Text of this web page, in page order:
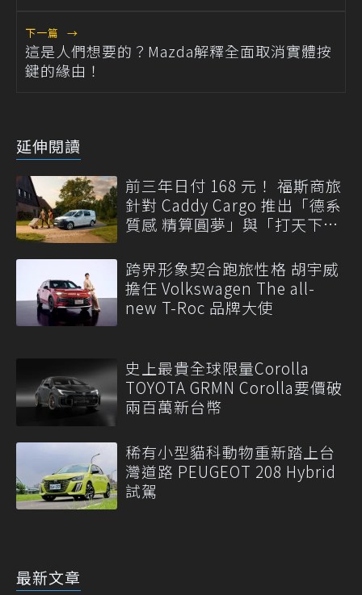
下一篇 →
這是人們想要的？Mazda解釋全面取消實體按
鍵的緣由！
延伸閱讀
前三年日付 168 元！ 福斯商旅
針對 Caddy Cargo 推出「德系
質感 精算圓夢」與「打天下」
跨界形象契合跑旅性格 胡宇威
擔任 Volkswagen The all-
new T-Roc 品牌大使
史上最貴全球限量Corolla
TOYOTA GRMN Corolla要價破
兩百萬新台幣
稀有小型貓科動物重新踏上台
灣道路 PEUGEOT 208 Hybrid
試駕
最新文章